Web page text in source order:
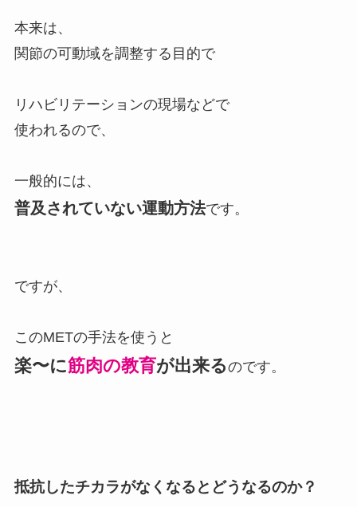
本来は、
関節の可動域を調整する目的で
リハビリテーションの現場などで
使われるので、
一般的には、
普及されていない運動方法です。
ですが、
このMETの手法を使うと
楽〜に筋肉の教育が出来るのです。
抵抗したチカラがなくなるとどうなるのか？